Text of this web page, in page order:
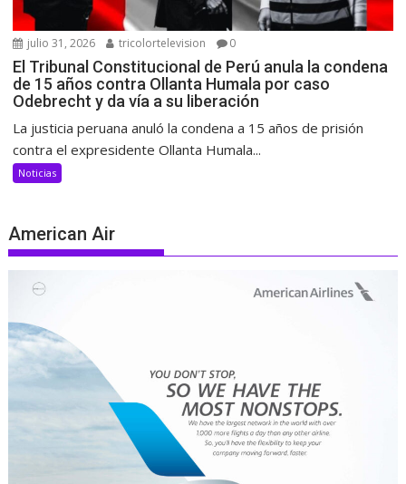
julio 31, 2026 tricolortelevision 0
El Tribunal Constitucional de Perú anula la condena
de 15 años contra Ollanta Humala por caso
Odebrecht y da vía a su liberación
La justicia peruana anuló la condena a 15 años de prisión
contra el expresidente Ollanta Humala...
Noticias
American Air